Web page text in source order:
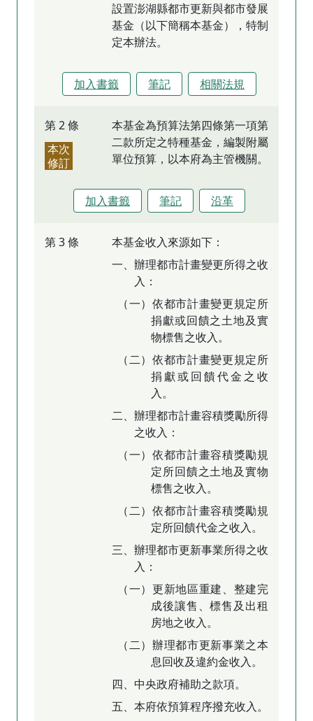
設置澎湖縣都市更新與都市發展
基金（以下簡稱本基金），特制
定本辦法。
加入書籤 筆記 相關法規
第 2 條
本次
修訂
本基金為預算法第四條第一項第
二款所定之特種基金，編製附屬
單位預算，以本府為主管機關。
加入書籤 筆記 沿革
第 3 條
本基金收入來源如下：
一、辦理都市計畫變更所得之收
入：
（一）依都市計畫變更規定所
捐獻或回饋之土地及實
物標售之收入。
（二）依都市計畫變更規定所
捐獻或回饋代金之收
入。
二、辦理都市計畫容積獎勵所得
之收入：
（一）依都市計畫容積獎勵規
定所回饋之土地及實物
標售之收入。
（二）依都市計畫容積獎勵規
定所回饋代金之收入。
三、辦理都市更新事業所得之收
入：
（一）更新地區重建、整建完
成後讓售、標售及出租
房地之收入。
（二）辦理都市更新事業之本
息回收及違約金收入。
四、中央政府補助之款項。
五、本府依預算程序撥充收入。